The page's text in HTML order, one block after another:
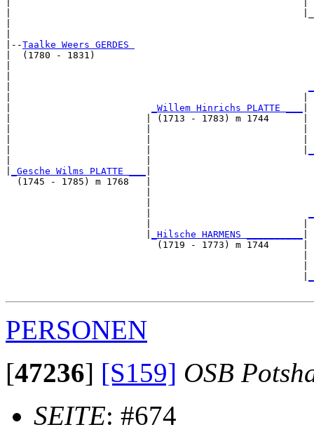
|--Taalke Weers GERDES
|  (1780 - 1831)
_Willem Hinrichs PLATTE ___
|                        | (1713 - 1783) m 1744      |
_Gesche Wilms PLATTE ___
  (1745 - 1785) m 1768   |
_Hilsche HARMENS __________
                           (1719 - 1773) m 1744      |
PERSONEN
[47236] [S159] OSB
SEITE: #674